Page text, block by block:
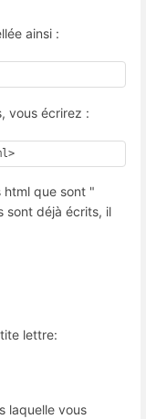
ainsi :
vous écrirez :
html que sont "
sont déjà écrits, il
lettre:
laquelle vous